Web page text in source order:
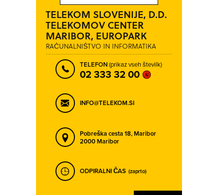
TELEKOM SLOVENIJE, D.D.
TELEKOMOV CENTER
MARIBOR, EUROPARK
RAČUNALNIŠTVO IN INFORMATIKA
TELEFON(prikaz vseh številk)
02 333 32 00
INFO@TELEKOM.SI
Pobreška cesta 18, Maribor
2000 Maribor
ODPIRALNI ČAS (zaprto)